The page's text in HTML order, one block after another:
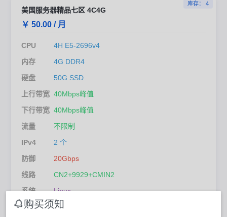
库存： 4
美国服务器精品七区 4C4G
￥ 50.00 / 月
CPU
4H E5-2696v4
内存
4G DDR4
硬盘
50G SSD
上行带宽 40Mbps峰值
下行带宽 40Mbps峰值
流量
不限制
IPv4
2 个
防御
20Gbps
线路
CN2+9929+CMIN2
系统
Linux
机房
美国洛杉矶
购买须知